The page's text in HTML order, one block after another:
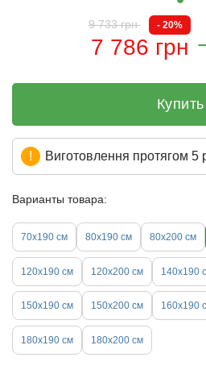
9 733 грн - 20%
7 786 грн
Купить
Виготовлення протягом 5
Варианты товара:
70х190 см 80х190 см 80х200 см
120х190 см 120х200 см 140х190
150х190 см 150x200 см 160х190
180х190 см 180х200 см